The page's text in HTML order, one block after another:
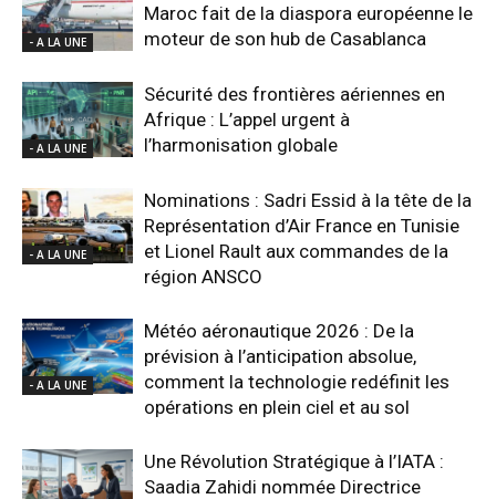
- A LA UNE
Maroc fait de la diaspora européenne le
moteur de son hub de Casablanca
- A LA UNE
Sécurité des frontières aériennes en
Afrique : L’appel urgent à
l’harmonisation globale
- A LA UNE
Nominations : Sadri Essid à la tête de la
Représentation d’Air France en Tunisie
et Lionel Rault aux commandes de la
région ANSCO
- A LA UNE
Météo aéronautique 2026 : De la
prévision à l’anticipation absolue,
comment la technologie redéfinit les
opérations en plein ciel et au sol
Une Révolution Stratégique à l’IATA :
Saadia Zahidi nommée Directrice